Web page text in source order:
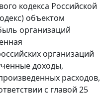
кодекса Российской
объектом
организаций
организаций
доходы,
расходов,
с главой 25